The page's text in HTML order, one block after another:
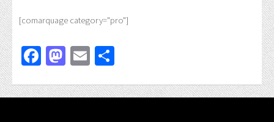
[comarquage category="pro"]
Facebook
Mastodon
Email